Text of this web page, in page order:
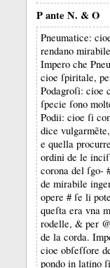
P ante N. & O
Pneumatice:
rendano
Impero che
cioe ſpiritale,
Podagroſi: cioe
ſpecie ſono
Podii: cioe ſi
dice
e quella
ordini de le
corona del ſgo-
de mirabile
opere # ſe li
queſta era vna
rodelle, & per
de la corda.
cioe obſeſſore
pondo in latino